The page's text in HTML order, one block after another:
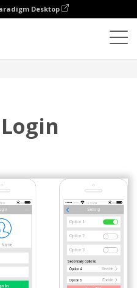
Desktop